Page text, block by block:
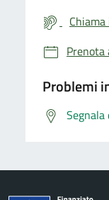
Problemi